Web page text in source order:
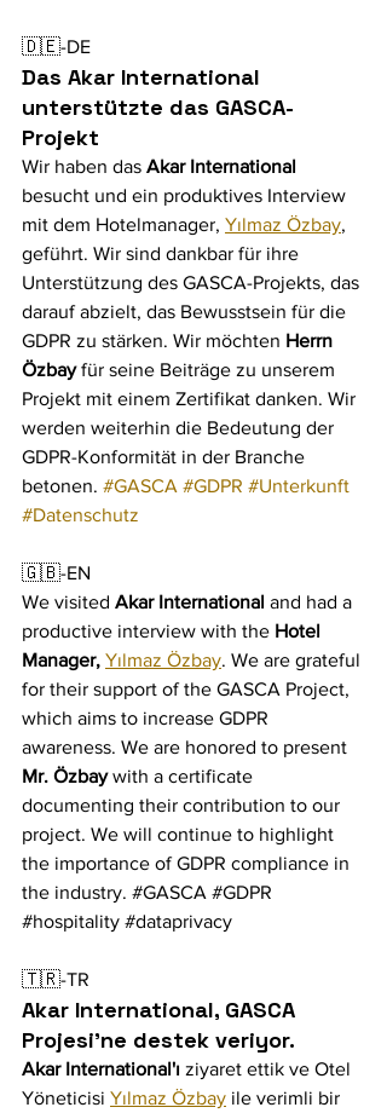
🇩🇪-DE
Das Akar International
unterstützte das GASCA-
Projekt
Wir haben das Akar International
besucht und ein produktives Interview
mit dem Hotelmanager, Yılmaz Özbay,
geführt. Wir sind dankbar für ihre
Unterstützung des GASCA-Projekts, das
darauf abzielt, das Bewusstsein für die
GDPR zu stärken. Wir möchten Herrn
Özbay für seine Beiträge zu unserem
Projekt mit einem Zertifikat danken. Wir
werden weiterhin die Bedeutung der
GDPR-Konformität in der Branche
betonen. #GASCA #GDPR #Unterkunft
#Datenschutz
🇬🇧-EN
We visited Akar International and had a
productive interview with the Hotel
Manager, Yılmaz Özbay. We are grateful
for their support of the GASCA Project,
which aims to increase GDPR
awareness. We are honored to present
Mr. Özbay with a certificate
documenting their contribution to our
project. We will continue to highlight
the importance of GDPR compliance in
the industry. #GASCA #GDPR
#hospitality #dataprivacy
🇹🇷-TR
Akar International, GASCA
Projesi'ne destek veriyor.
Akar International'ı ziyaret ettik ve Otel
Yöneticisi Yılmaz Özbay ile verimli bir